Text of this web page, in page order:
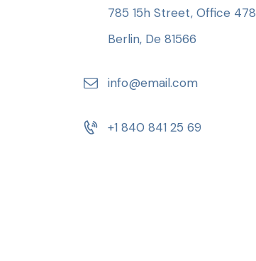
785 15h Street, Office 478
Berlin, De 81566
info@email.com
+1 840 841 25 69